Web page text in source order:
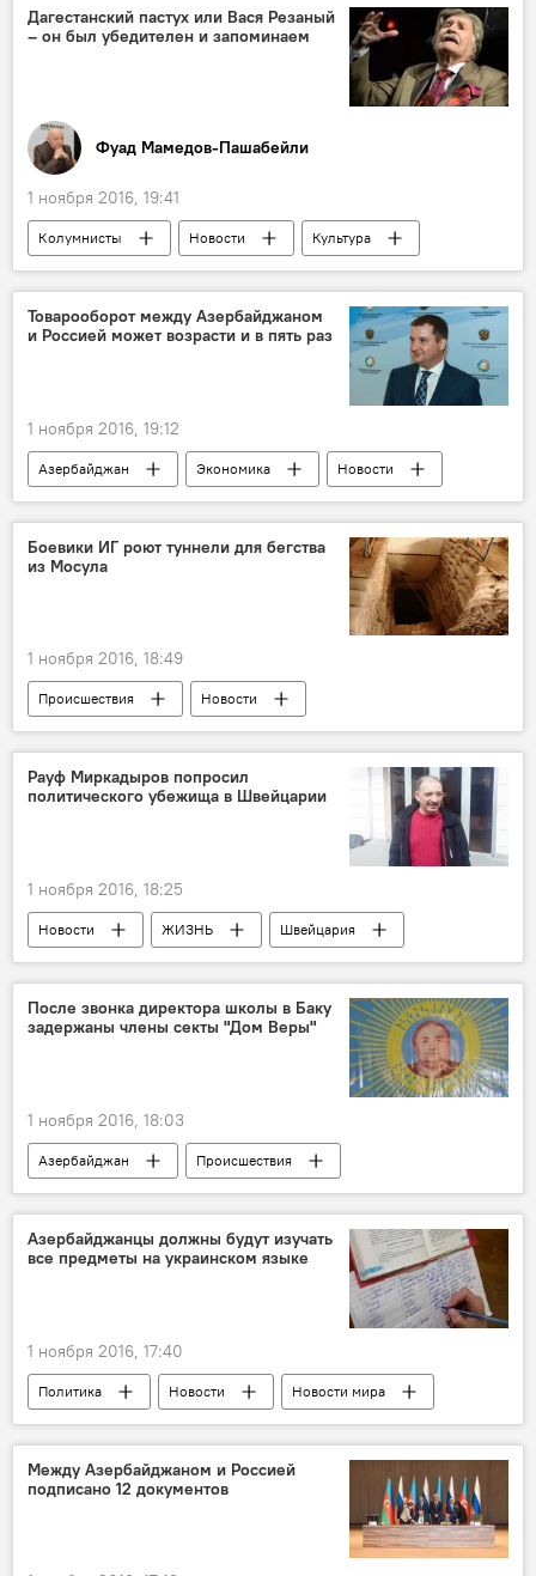
Первый Московский государственный медицинский университет имени Сеченова
Приглашение
Конкурс красоты
Дагестанский пастух или Вася Резаный
– он был убедителен и запоминаем
Фуад Мамедов-Пашабейли
1 ноября 2016, 19:41
Колумнисты Новости
Культура
Россия
ЖИЗНЬ
Россия
Владимир Зельдин
Актер
Ушел из жизни
Некролог
Товарооборот между Азербайджаном
и Россией может возрасти и в пять раз
1 ноября 2016, 19:12
Азербайджан Экономика
Новости
Россия
Баку
Александр Цыбульский
Боевики ИГ роют туннели для бегства
из Мосула
1 ноября 2016, 18:49
Происшествия
Новости
Новости мира
ЖИЗНЬ
Ирак
Мердем Февзи
ИГ
Пешмерг
Туннель
Рауф Миркадыров попросил
политического убежища в Швейцарии
1 ноября 2016, 18:25
Новости ЖИЗНЬ
Швейцария
Рауф Миркадыров
Политическое убежище
После звонка директора школы в Баку
задержаны члены секты "Дом Веры"
1 ноября 2016, 18:03
Азербайджан
Происшествия
Культура
ЖИЗНЬ
Баку
Баладжары
Главное управление по борьбе с организованной преступностью МВД
Вера в Абсолютное
Азербайджанцы должны будут изучать
все предметы на украинском языке
1 ноября 2016, 17:40
Политика Новости
Новости мира
Культура
ЖИЗНЬ
Украина
Аркадий Монастырский
Украинский язык
Изучение
Права Нацменьшинства
Между Азербайджаном и Россией
подписано 12 документов